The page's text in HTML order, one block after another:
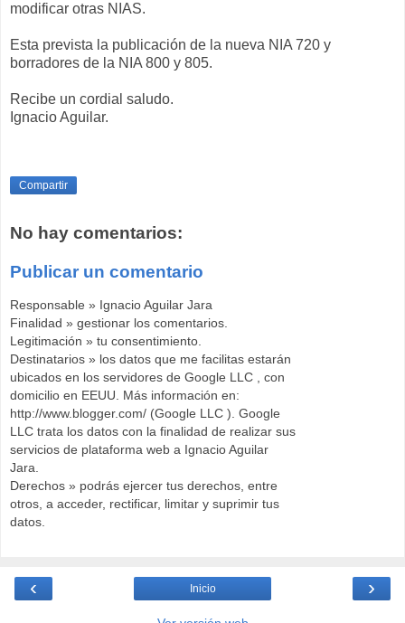
modificar otras NIAS.
Esta prevista la publicación de la nueva NIA 720 y
borradores de la NIA 800 y 805.
Recibe un cordial saludo.
Ignacio Aguilar.
Compartir
No hay comentarios:
Publicar un comentario
Responsable » Ignacio Aguilar Jara
Finalidad » gestionar los comentarios.
Legitimación » tu consentimiento.
Destinatarios » los datos que me facilitas estarán
ubicados en los servidores de Google LLC , con
domicilio en EEUU. Más información en:
http://www.blogger.com/ (Google LLC ). Google
LLC trata los datos con la finalidad de realizar sus
servicios de plataforma web a Ignacio Aguilar
Jara.
Derechos » podrás ejercer tus derechos, entre
otros, a acceder, rectificar, limitar y suprimir tus
datos.
‹ ›
Inicio